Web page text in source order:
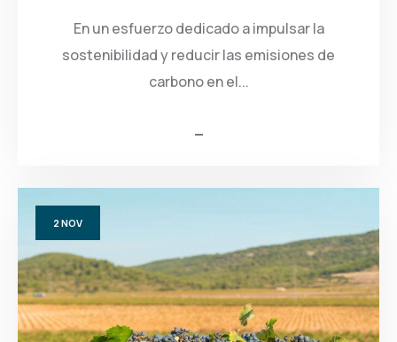
En un esfuerzo dedicado a impulsar la
sostenibilidad y reducir las emisiones de
carbono en el...
2NOV